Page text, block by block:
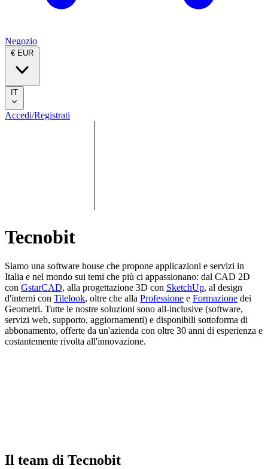
Negozio
€ EUR
IT
Accedi/Registrati
Tecnobit
Siamo una software house che propone applicazioni e servizi in
Italia e nel mondo sui temi che più ci appassionano: dal CAD 2D
con GstarCAD, alla progettazione 3D con SketchUp, al design
d'interni con Tilelook, oltre che alla Professione e Formazione dei
Geometri. Tutte le nostre soluzioni sono all-inclusive (software,
servizi web, supporto, aggiornamenti) e disponibili sottoforma di
abbonamento, offerte da un'azienda con oltre 30 anni di esperienza e
costantemente rivolta all'innovazione.
Il team di Tecnobit